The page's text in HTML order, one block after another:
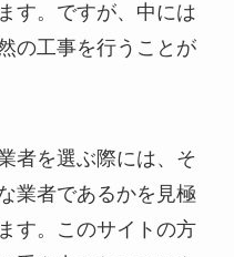
す。ですが、中には
の工事を行うことが
者を選ぶ際には、そ
業者であるかを見極
す。このサイトの方